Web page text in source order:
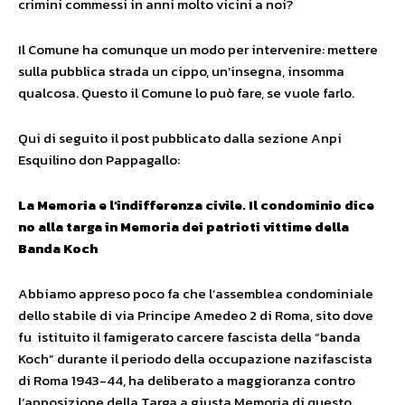
Il Comune ha comunque un modo per intervenire: mettere
sulla pubblica strada un cippo, un’insegna, insomma
qualcosa. Questo il Comune lo può fare, se vuole farlo.
Qui di seguito il post pubblicato dalla sezione Anpi
Esquilino don Pappagallo:
La Memoria e l’indifferenza civile. Il condominio dice
no alla targa in Memoria dei patrioti vittime della
Banda Koch
Abbiamo appreso poco fa che l’assemblea condominiale
dello stabile di via Principe Amedeo 2 di Roma, sito dove
fu istituito il famigerato carcere fascista della “banda
Koch” durante il periodo della occupazione nazifascista
di Roma 1943-44, ha deliberato a maggioranza contro